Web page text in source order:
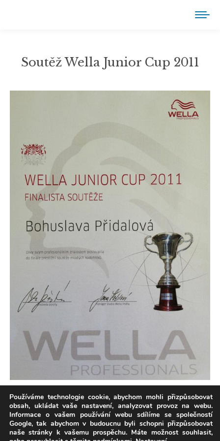
Soutěž Wella Junior Cup 2011
Používáme technologie cookie, abychom mohli přizpůsobovat
obsah, ukládat vaše nastavení, analyzovat provoz na webu.
Informace o vašem používání webu sdílíme se společností
Google, tak abychom v budoucnu byli schopni přizpůsobovat
naše stránky k vašemu prospěchu. Máte možnost souhlasit,